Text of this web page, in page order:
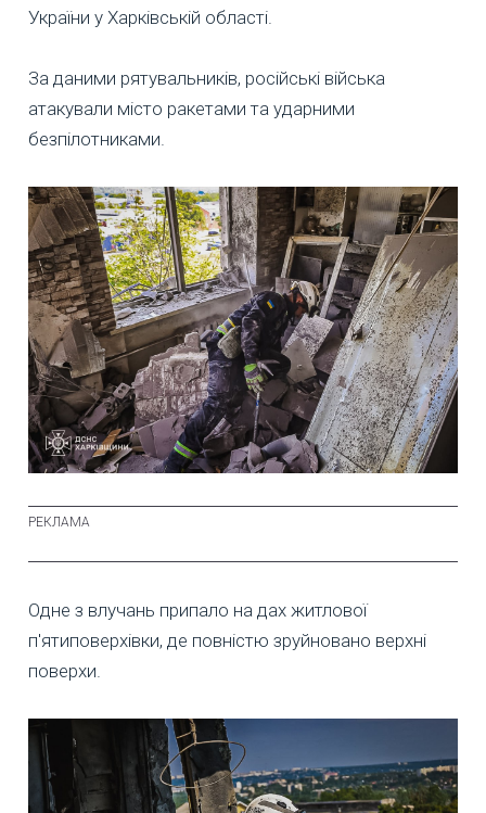
України у Харківській області.
За даними рятувальників, російські війська
атакували місто ракетами та ударними
безпілотниками.
Одне з влучань припало на дах житлової
п'ятиповерхівки, де повністю зруйновано верхні
поверхи.